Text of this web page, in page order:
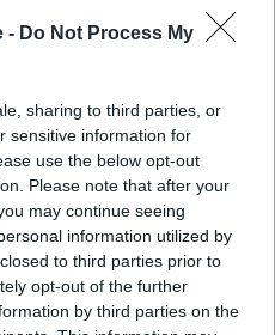
- Do Not Process My
sharing to third parties, or
sensitive information for
use the below opt-out
Please note that after your
may continue seeing
information utilized by
to third parties prior to
opt-out of the further
by third parties on the
är fridlyst
beskedet: